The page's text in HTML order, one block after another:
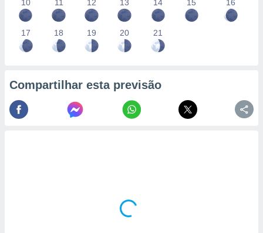
10 11 12 13 14 15 16
17 18 19 20 21
Compartilhar esta previsão